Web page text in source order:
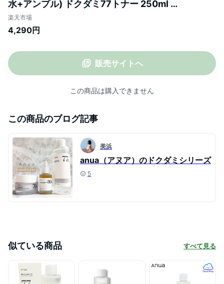
水+アンプル) ドクダミ77トナー 250ml ド
クダミ80%スージングアンプル 30ml
HEARTLEAF 77% SOOTHING TONER
AMPOULE 30ml
楽天市場
4,290円
販売サイトへ
この商品は購入できません
この商品のブログ記事
美浜
anua（アヌア）のドクダミシリーズ
5
似ている商品 すべて見る